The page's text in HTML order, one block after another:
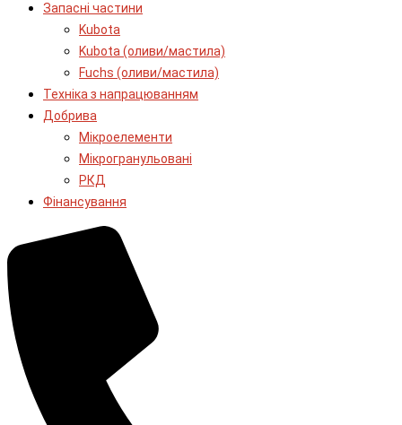
Запасні частини
Kubota
Kubota (оливи/мастила)
Fuchs (оливи/мастила)
Техніка з напрацюванням
Добрива
Мікроелементи
Мікрогранульовані
РКД
Фінансування